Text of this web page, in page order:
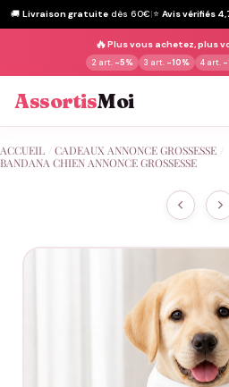
🚚 Livraison gratuite dès 60€|⭐ Avis vérifiés
🔥Plus vous achetez, plus
2 art. -5% 3 art. -10% 4 art. -
AssortisMoi
au
ACCUEIL CADEAUX ANNONCE GROSSESSE
BANDANA CHIEN ANNONCE GROSSESSE